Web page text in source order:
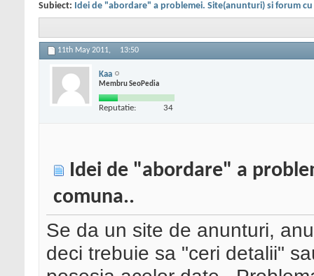
Subiect: Idei de "abordare" a problemei. Site(anunturi) si forum
11th May 2011, 13:50
Kaa
Membru SeoPedia
Reputatie: 34
Idei de "abordare" a
comuna..
Se da un site de anunturi,
deci trebuie sa "ceri detalii"